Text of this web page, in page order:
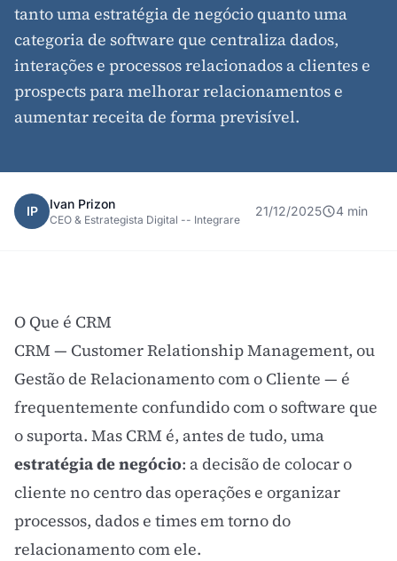
tanto uma estratégia de negócio quanto uma
categoria de software que centraliza dados,
interações e processos relacionados a clientes e
prospects para melhorar relacionamentos e
aumentar receita de forma previsível.
IP Ivan Prizon
CEO & Estrategista Digital -- Integrare
21/12/2025 4 min
O Que é CRM
CRM — Customer Relationship Management, ou
Gestão de Relacionamento com o Cliente — é
frequentemente confundido com o software que
o suporta. Mas CRM é, antes de tudo, uma
estratégia de negócio: a decisão de colocar o
cliente no centro das operações e organizar
processos, dados e times em torno do
relacionamento com ele.